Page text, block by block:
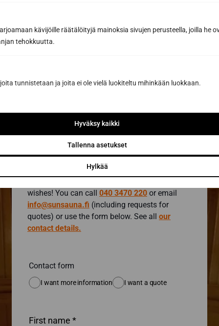
kävijöille räätälöityjä mainoksia sivujen perusteella, joilla he
tehokkuutta.
tunnistetaan ja joita ei ole vielä luokiteltu mihinkään luokkaan.
Hylkää
Tallenna asetukset
Hyväksy kaikki
Contact a sauna
expert
wishes! You can call 040 3470 220 or email
info@sunsauna.fi (including requests for
quotes) or use the form below. See all our
contact details.
Contact form
I want more information I want a quote
First name *